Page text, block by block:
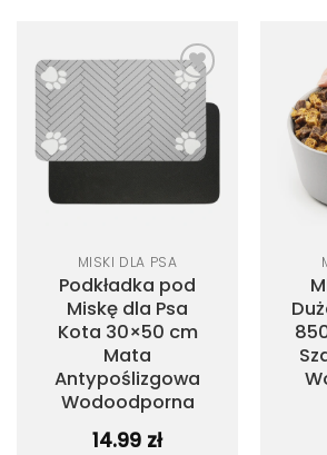
Dodaj
do
listy
życzeń
MISKI DLA PSA
Podkładka pod
Miskę dla Psa
Kota 30×50 cm
Mata
Antypoślizgowa
Wodoodporna
14.99 zł